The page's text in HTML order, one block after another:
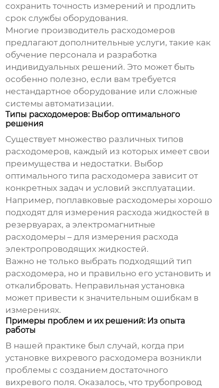
сохранить точность измерений и продлить
срок службы оборудования.
Многие производитель расходомеров
предлагают дополнительные услуги, такие как
обучение персонала и разработка
индивидуальных решений. Это может быть
особенно полезно, если вам требуется
нестандартное оборудование или сложные
системы автоматизации.
Типы расходомеров: Выбор оптимального
решения
Существует множество различных типов
расходомеров, каждый из которых имеет свои
преимущества и недостатки. Выбор
оптимального типа расходомера зависит от
конкретных задач и условий эксплуатации.
Например, поплавковые расходомеры хорошо
подходят для измерения расхода жидкостей в
резервуарах, а электромагнитные
расходомеры – для измерения расхода
электропроводящих жидкостей.
Важно не только выбрать подходящий тип
расходомера, но и правильно его установить и
откалибровать. Неправильная установка
может привести к значительным ошибкам в
измерениях.
Примеры проблем и их решений: Из опыта
работы
В нашей практике был случай, когда при
установке вихревого расходомера возникли
проблемы с созданием достаточного
вихревого поля. Оказалось, что трубопровод